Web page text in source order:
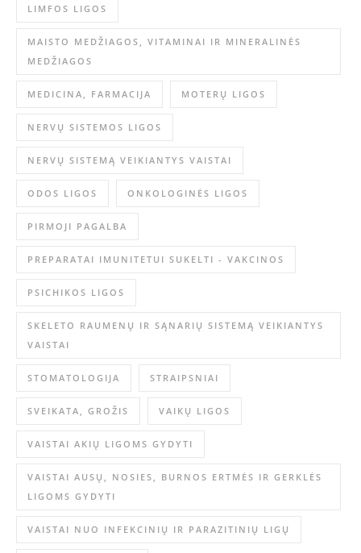
LIMFOS LIGOS
MAISTO MEDŽIAGOS, VITAMINAI IR MINERALINĖS
MEDŽIAGOS
MEDICINA, FARMACIJA MOTERŲ LIGOS
NERVŲ SISTEMOS LIGOS
NERVŲ SISTEMĄ VEIKIANTYS VAISTAI
ODOS LIGOS ONKOLOGINĖS LIGOS
PIRMOJI PAGALBA
PREPARATAI IMUNITETUI SUKELTI - VAKCINOS
PSICHIKOS LIGOS
SKELETO RAUMENŲ IR SĄNARIŲ SISTEMĄ VEIKIANTYS
VAISTAI
STOMATOLOGIJA STRAIPSNIAI
SVEIKATA, GROŽIS VAIKŲ LIGOS
VAISTAI AKIŲ LIGOMS GYDYTI
VAISTAI AUSŲ, NOSIES, BURNOS ERTMĖS IR GERKLĖS
LIGOMS GYDYTI
VAISTAI NUO INFEKCINIŲ IR PARAZITINIŲ LIGŲ